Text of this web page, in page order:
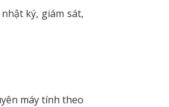
ký, giám sát,
máy tính theo